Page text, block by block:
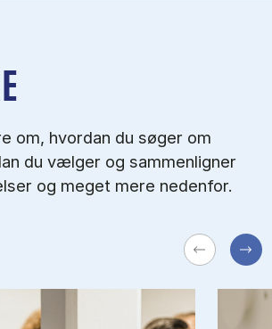
om, hvordan du søger om
du vælger og sammenligner
og meget mere nedenfor.